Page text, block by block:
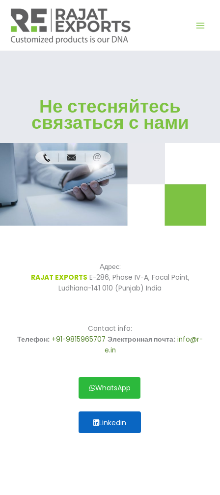
содержимому
Не стесняйтесь
связаться с нами
Адрес:
RAJAT EXPORTS E-286, Phase IV-A, Focal Point,
Ludhiana-141 010 (Punjab) India
Contact info:
Телефон: +91-9815965707 Электронная почта: info@r-
e.in
WhatsApp
Linkedin